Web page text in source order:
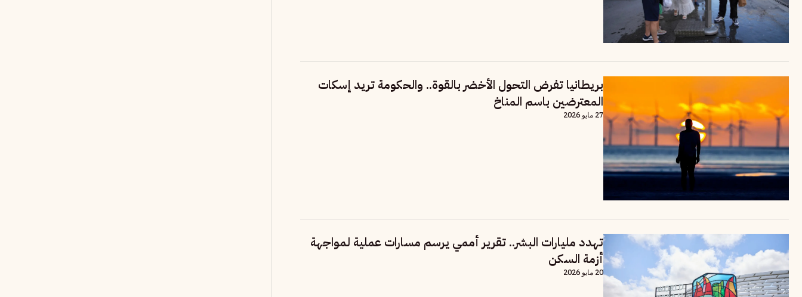
بريطانيا تفرض التحول الأخضر بالقوة.. والحكومة تريد إسكات
المعترضين باسم المناخ
27 مايو 2026
تهدد مليارات البشر.. تقرير أممي يرسم مسارات عملية لمواجهة
أزمة السكن
20 مايو 2026